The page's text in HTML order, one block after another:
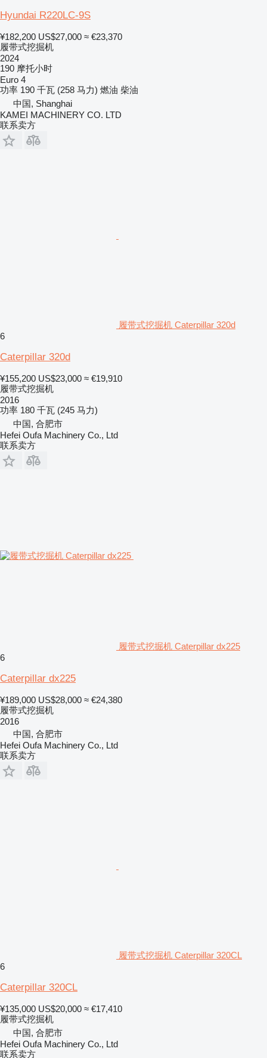
Hyundai R220LC-9S
¥182,200 US$27,000 ≈ €23,370
履带式挖掘机
2024
190 摩托小时
Euro 4
功率 190 千瓦 (258 马力) 燃油 柴油
中国, Shanghai
KAMEI MACHINERY CO. LTD
联系卖方
履带式挖掘机 Caterpillar 320d
6
Caterpillar 320d
¥155,200 US$23,000 ≈ €19,910
履带式挖掘机
2016
功率 180 千瓦 (245 马力)
中国, 合肥市
Hefei Oufa Machinery Co., Ltd
联系卖方
履带式挖掘机 Caterpillar dx225
6
Caterpillar dx225
¥189,000 US$28,000 ≈ €24,380
履带式挖掘机
2016
中国, 合肥市
Hefei Oufa Machinery Co., Ltd
联系卖方
履带式挖掘机 Caterpillar 320CL
6
Caterpillar 320CL
¥135,000 US$20,000 ≈ €17,410
履带式挖掘机
中国, 合肥市
Hefei Oufa Machinery Co., Ltd
联系卖方